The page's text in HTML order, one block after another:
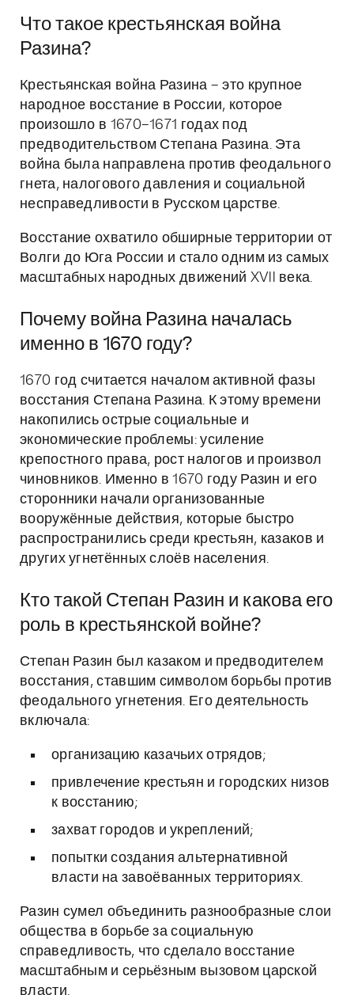
Что такое крестьянская война
Разина?
Крестьянская война Разина – это крупное
народное восстание в России, которое
произошло в 1670–1671 годах под
предводительством Степана Разина. Эта
война была направлена против феодального
гнета, налогового давления и социальной
несправедливости в Русском царстве.
Восстание охватило обширные территории от
Волги до Юга России и стало одним из самых
масштабных народных движений XVII века.
Почему война Разина началась
именно в 1670 году?
1670 год считается началом активной фазы
восстания Степана Разина. К этому времени
накопились острые социальные и
экономические проблемы: усиление
крепостного права, рост налогов и произвол
чиновников. Именно в 1670 году Разин и его
сторонники начали организованные
вооружённые действия, которые быстро
распространились среди крестьян, казаков и
других угнетённых слоёв населения.
Кто такой Степан Разин и какова его
роль в крестьянской войне?
Степан Разин был казаком и предводителем
восстания, ставшим символом борьбы против
феодального угнетения. Его деятельность
включала:
организацию казачьих отрядов;
привлечение крестьян и городских низов
к восстанию;
захват городов и укреплений;
попытки создания альтернативной
власти на завоёванных территориях.
Разин сумел объединить разнообразные слои
общества в борьбе за социальную
справедливость, что сделало восстание
масштабным и серьёзным вызовом царской
власти.